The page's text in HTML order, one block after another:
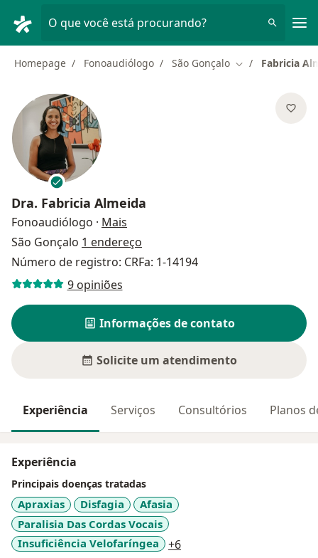
O que você está procurando?
Homepage Fonoaudiólogo São Gonçalo Mudar de cidade
Fabricia
Dra. Fabricia Almeida
Fonoaudiólogo · Mais
São Gonçalo 1 endereço
Número de registro: CRFa: 1-14194
9 opiniões
Informações de contato
Solicite um atendimento
Experiência Serviços Consultórios Planos
Experiência
Principais doenças tratadas
Apraxias Disfagia
Afasia
Paralisia Das Cordas Vocais
Insuficiência Velofaríngea
+6a11y_sr_more_diseases